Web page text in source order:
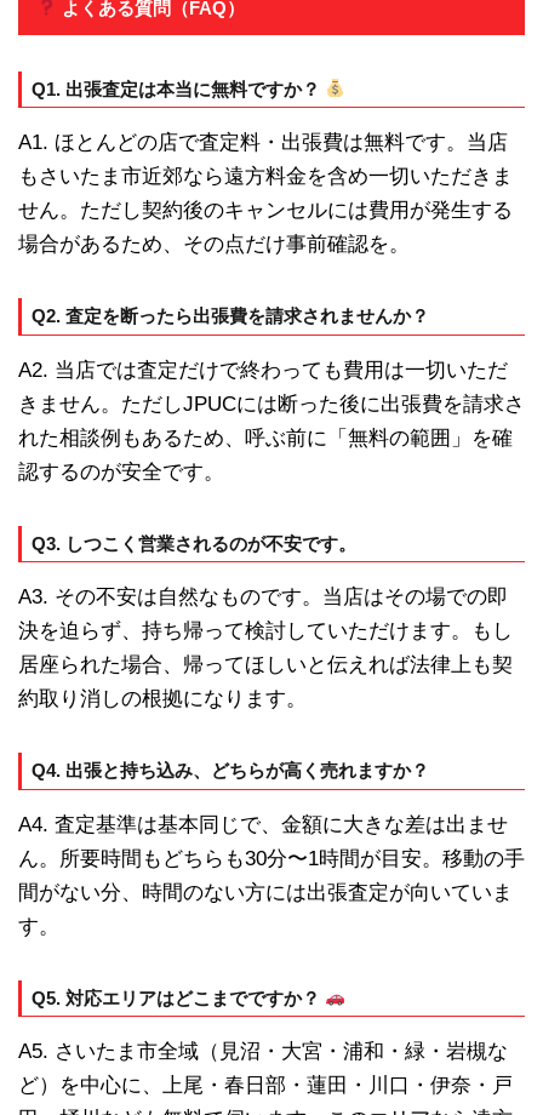
よくある質問（FAQ）
Q1. 出張査定は本当に無料ですか？
A1. ほとんどの店で査定料・出張費は無料です。当店
もさいたま市近郊なら遠方料金を含め一切いただきま
せん。ただし契約後のキャンセルには費用が発生する
場合があるため、その点だけ事前確認を。
Q2. 査定を断ったら出張費を請求されませんか？
A2. 当店では査定だけで終わっても費用は一切いただ
きません。ただしJPUCには断った後に出張費を請求さ
れた相談例もあるため、呼ぶ前に「無料の範囲」を確
認するのが安全です。
Q3. しつこく営業されるのが不安です。
A3. その不安は自然なものです。当店はその場での即
決を迫らず、持ち帰って検討していただけます。もし
居座られた場合、帰ってほしいと伝えれば法律上も契
約取り消しの根拠になります。
Q4. 出張と持ち込み、どちらが高く売れますか？
A4. 査定基準は基本同じで、金額に大きな差は出ませ
ん。所要時間もどちらも30分〜1時間が目安。移動の手
間がない分、時間のない方には出張査定が向いていま
す。
Q5. 対応エリアはどこまでですか？
A5. さいたま市全域（見沼・大宮・浦和・緑・岩槻な
ど）を中心に、上尾・春日部・蓮田・川口・伊奈・戸